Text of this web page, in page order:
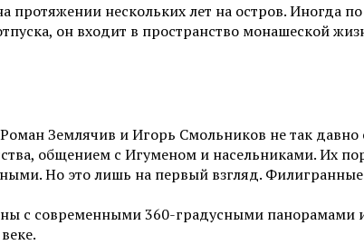
нескольких лет на остров. Иногда
он входит в пространство монашеской
Землячив и Игорь Смольников не так
общением с Игуменом и насельниками. Их
Но это лишь на первый взгляд.
с современными 360-градусными панорамами